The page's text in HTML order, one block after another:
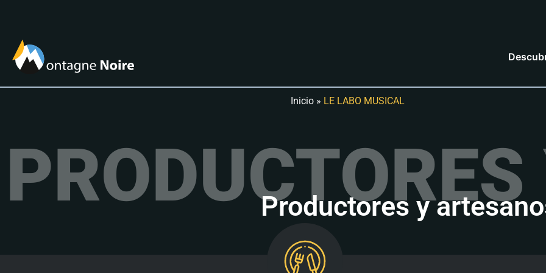
Inicio» LE LABO MUSICAL
Productores y